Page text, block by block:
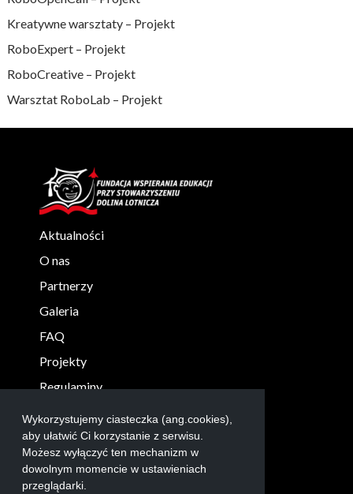
Wykorzystujemy ciasteczka (ang.cookies),
aby ułatwić Ci korzystanie z serwisu.
Możesz wyłączyć ten mechanizm w
dowolnym momencie w ustawieniach
przeglądarki.
Kreatywne warsztaty – Projekt
RoboExpert – Projekt
RoboCreative – Projekt
Warsztat RoboLab – Projekt
Aktualności
O nas
Partnerzy
Galeria
FAQ
Projekty
Regulaminy
KONTAKT
info@robolab.edu.pl
+48 17 865 3004